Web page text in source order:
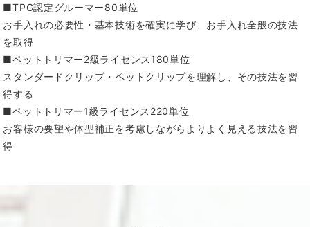
■TPG認定グルーマー80単位
お手入れの必要性・基本技術を確実に学び、お手入れ全般の技法
を取得
■ペットトリマー2級ライセンス180単位
スタンダードクリップ・ペットクリップを理解し、その技法を習
得する
■ペットトリマー1級ライセンス220単位
お客様の要望や体型補正を考慮しながらよりよく見える技法を習
得